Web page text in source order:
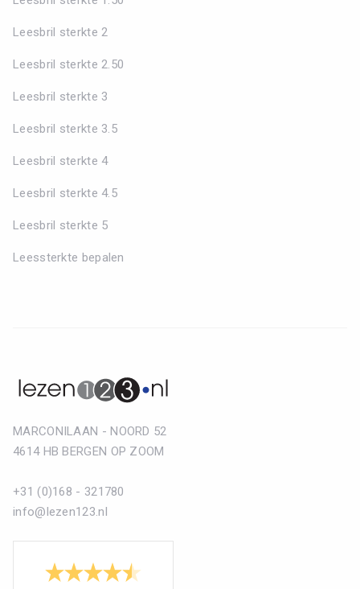
Leesbril sterkte 2
Leesbril sterkte 2.50
Leesbril sterkte 3
Leesbril sterkte 3.5
Leesbril sterkte 4
Leesbril sterkte 4.5
Leesbril sterkte 5
Leessterkte bepalen
MARCONILAAN - NOORD 52
4614 HB BERGEN OP ZOOM
+31 (0)168 - 321780
info@lezen123.nl